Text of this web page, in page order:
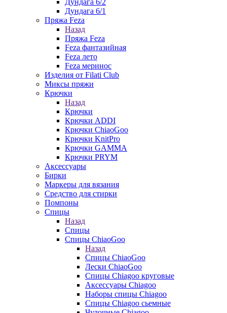
Дундага 6/1
Пряжа Feza
Назад
Пряжа Feza
Feza фантазийная
Feza лето
Feza меринос
Изделия от Filati Club
Миксы пряжи
Крючки
Назад
Крючки
Крючки ADDI
Крючки ChiaoGoo
Крючки KnitPro
Крючки GAMMA
Крючки PRYM
Аксессуары
Бирки
Маркеры для вязания
Средство для стирки
Помпоны
Спицы
Назад
Спицы
Спицы ChiaoGoo
Назад
Спицы ChiaoGoo
Лески ChiaoGoo
Cпицы Сhiagoo круговые
Аксессуары Chiagoo
Наборы спицы Chiagoo
Спицы Chiagoo сьемные